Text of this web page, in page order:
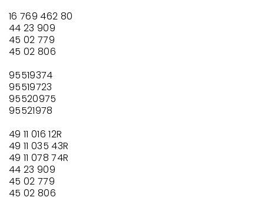
16 769 462 80
44 23 909
45 02 779
45 02 806
95519374
95519723
95520975
95521978
49 11 016 12R
49 11 035 43R
49 11 078 74R
44 23 909
45 02 779
45 02 806